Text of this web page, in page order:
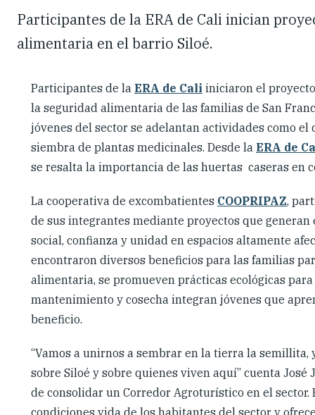
Participantes de la ERA de Cali inician
alimentaria en el barrio Siloé.
Participantes de la ERA de Cali iniciaron el
la seguridad alimentaria de las familias de San
jóvenes del sector se adelantan actividades como
siembra de plantas medicinales. Desde la ERA de
se resalta la importancia de las huertas caseras
La cooperativa de excombatientes COOPRIPAZ,
de sus integrantes mediante proyectos que
social, confianza y unidad en espacios altamente
encontraron diversos beneficios para las familias
alimentaria, se promueven prácticas ecológicas
mantenimiento y cosecha integran jóvenes que
beneficio.
“Vamos a unirnos a sembrar en la tierra la semillita,
sobre Siloé y sobre quienes viven aquí” cuenta José
de consolidar un Corredor Agroturístico en el